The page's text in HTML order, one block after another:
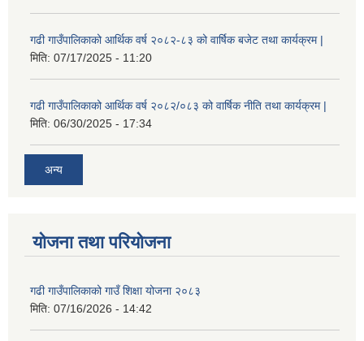
गढी गाउँपालिकाको आर्थिक वर्ष २०८२-८३ को वार्षिक बजेट तथा कार्यक्रम |
मिति: 07/17/2025 - 11:20
गढी गाउँपालिकाको आर्थिक वर्ष २०८२/०८३ को वार्षिक नीति तथा कार्यक्रम |
मिति: 06/30/2025 - 17:34
अन्य
योजना तथा परियोजना
गढी गाउँपालिकाको गाउँ शिक्षा योजना २०८३
मिति: 07/16/2026 - 14:42